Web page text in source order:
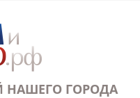
НАШЕГО ГОРОДА